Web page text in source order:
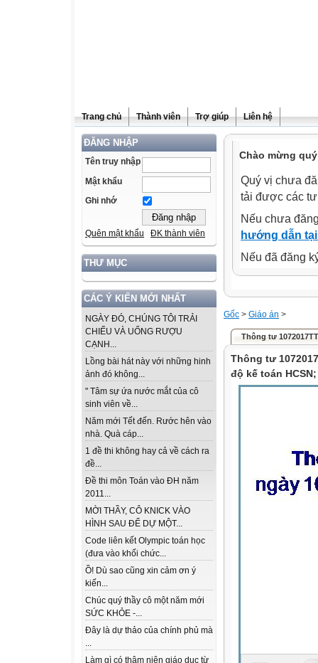
Trang chủ Thành viên Trợ giúp Liên hệ
ĐĂNG NHẬP
Tên truy nhập
Mật khẩu
Ghi nhớ
Quên mật khẩu ĐK thành viên
THƯ MỤC
CÁC Ý KIẾN MỚI NHẤT
NGÀY ĐÓ, CHÚNG TÔI TRẢI
CHIẾU VÀ UỐNG RƯỢU
CẠNH...
Lồng bài hát này với những hinh
ảnh đó không...
" Tâm sự ứa nước mắt của cô
sinh viên về...
Năm mới Tết đến. Rước hên vào
nhà. Quà cáp...
1 đề thi không hay cả về cách ra
đề...
Đề thi môn Toán vào ĐH năm
2011...
MỜI THẦY, CÔ KNICK VÀO
HÌNH SAU ĐỂ DỰ MỘT...
Code liên kết Olympic toán học
(đưa vào khối chức...
Ồ! Dù sao cũng xin cảm ơn ý
kiến...
Chúc quý thầy cô một năm mới
SỨC KHỎE -...
Đây là dự thảo của chính phủ mà
...
Làm gì có thâm niên giáo dục từ
Chào mừng
Quý vị chưa
tải được các
Nếu chưa
hướng dẫn
Nếu đã đăng
Gốc > Giáo án >
Thông tư
Thông tư
độ kế toán HCSN;